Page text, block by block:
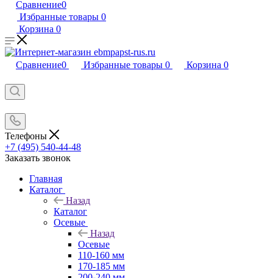
Сравнение0
Избранные товары 0
Корзина 0
Сравнение0 Избранные товары 0 Корзина 0
Телефоны
+7 (495) 540-44-48
Заказать звонок
Главная
Каталог
Назад
Каталог
Осевые
Назад
Осевые
110-160 мм
170-185 мм